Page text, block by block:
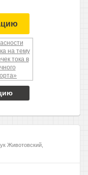
Животовский,